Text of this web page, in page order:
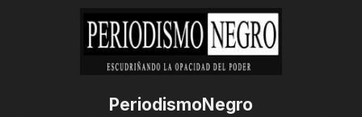
PeriodismoNegro